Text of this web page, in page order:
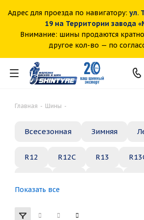
Адрес для проезда по навигатору: ул.
19 на Территории завода
Внимание: шины продаются
другое кол-во — по
Главная - Шины -
Всесезонная Зимняя
R12 R12C R13
Показать все